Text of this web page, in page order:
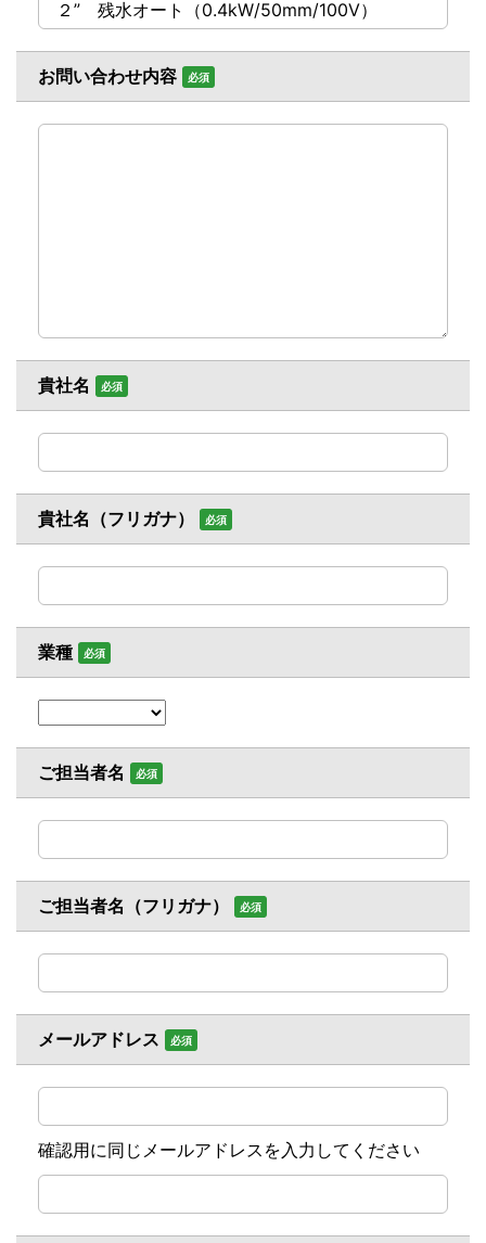
お問い合わせ内容 必須
貴社名 必須
貴社名（フリガナ） 必須
業種 必須
ご担当者名 必須
ご担当者名（フリガナ） 必須
メールアドレス 必須
確認用に同じメールアドレスを入力してください